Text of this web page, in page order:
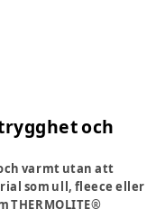
och
varmt utan att
som ull, fleece eller
THERMOLITE®